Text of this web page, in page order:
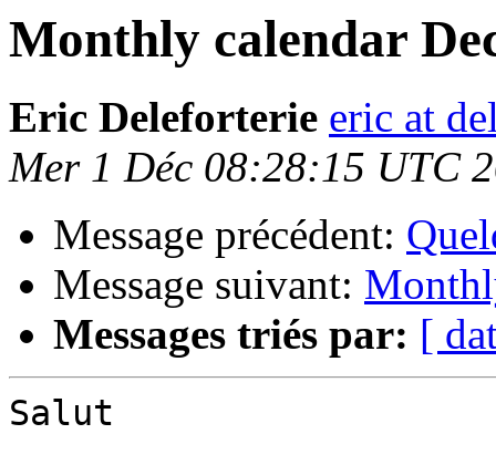
Monthly calendar
Eric Deleforterie eric at
Mer 1 Déc 08:28:15 UTC
Message précédent:
Message suivant:
Messages triés par: [
Salut